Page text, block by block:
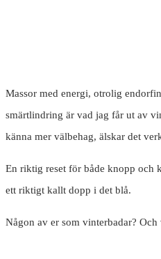
Massor med energi, otrolig
smärtlindring är vad jag får ut av
känna mer välbehag, älskar det
En riktig reset för både knopp och
ett riktigt kallt dopp i det blå.
Någon av er som vinterbadar?